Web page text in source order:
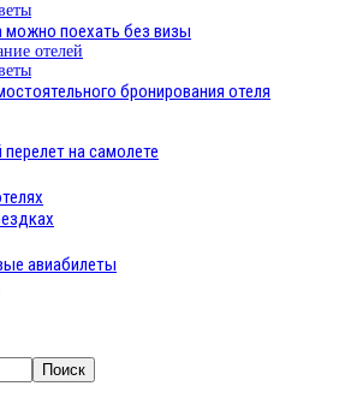
можно поехать без визы
бронирования отеля
на самолете
авиабилеты